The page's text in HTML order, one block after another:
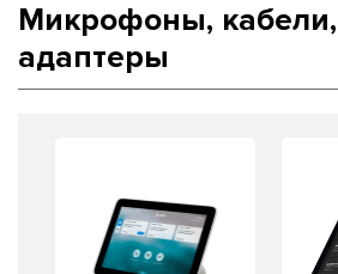
Микрофоны,
адаптеры